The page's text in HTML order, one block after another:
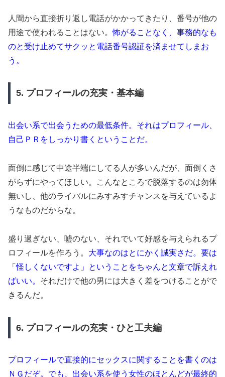
人間から直接折り返し電話がかかってきたり、番号が他の
用途で使われることはない。怖がることなく、事務的なも
のと受け止めてサクッと電話番号認証を済ませてしまお
う。
5. プロフィールの充実・基本編
出会い系で出会うための最低条件。それはプロフィール、
自己ＰＲをしっかり書くということだ。
面倒に感じて中途半端にしてる人が多いんだが、面倒くさ
がらずにやってほしい。こんなところで脱落するのは勿体
無いし、他のライバルにみすみすチャンスを与えているよ
うなものだからな。
盛り過ぎない、嘘のない、それでいて好感を与えられるプ
ロフィールを作ろう。 大事なのはとにかく誠実さだ。要は
「怪しくないですよ」ということをちゃんと文章で訴えれ
ばいい。 それだけで他の男には大きく差をつけることがで
きるんだ。
6. プロフィールの充実・ひと工夫編
プロフィールで直接的にセックスに関することを書くのは
ＮＧだぞ。でも、出会い系を使う女性のほとんどが最終的